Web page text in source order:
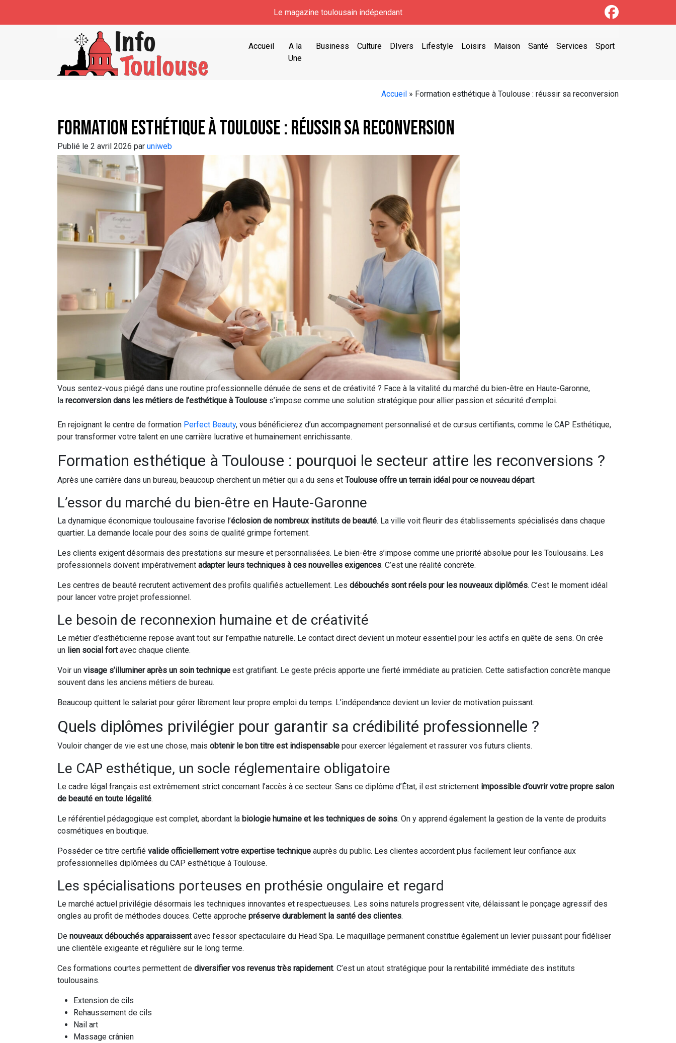
Le magazine toulousain indépendant
Accueil
A la
Une
Business Culture DIvers Lifestyle Loisirs Maison Santé Services Sport
Accueil » Formation esthétique à Toulouse : réussir sa reconversion
Formation esthétique à Toulouse : réussir sa reconversion
Publié le 2 avril 2026 par uniweb
Vous sentez-vous piégé dans une routine professionnelle dénuée de sens et de créativité ? Face à la vitalité du marché du bien-être en Haute-Garonne,
la reconversion dans les métiers de l’esthétique à Toulouse s’impose comme une solution stratégique pour allier passion et sécurité d’emploi.
En rejoignant le centre de formation Perfect Beauty, vous bénéficierez d’un accompagnement personnalisé et de cursus certifiants, comme le CAP Esthétique,
pour transformer votre talent en une carrière lucrative et humainement enrichissante.
Formation esthétique à Toulouse : pourquoi le secteur attire les reconversions ?
Après une carrière dans un bureau, beaucoup cherchent un métier qui a du sens et Toulouse offre un terrain idéal pour ce nouveau départ.
L’essor du marché du bien-être en Haute-Garonne
La dynamique économique toulousaine favorise l’éclosion de nombreux instituts de beauté. La ville voit fleurir des établissements spécialisés dans chaque
quartier. La demande locale pour des soins de qualité grimpe fortement.
Les clients exigent désormais des prestations sur mesure et personnalisées. Le bien-être s’impose comme une priorité absolue pour les Toulousains. Les
professionnels doivent impérativement adapter leurs techniques à ces nouvelles exigences. C’est une réalité concrète.
Les centres de beauté recrutent activement des profils qualifiés actuellement. Les débouchés sont réels pour les nouveaux diplômés. C’est le moment idéal
pour lancer votre projet professionnel.
Le besoin de reconnexion humaine et de créativité
Le métier d’esthéticienne repose avant tout sur l’empathie naturelle. Le contact direct devient un moteur essentiel pour les actifs en quête de sens. On crée
un lien social fortavec chaque cliente.
Voir un visage s’illuminer après un soin technique est gratifiant. Le geste précis apporte une fierté immédiate au praticien. Cette satisfaction concrète manque
souvent dans les anciens métiers de bureau.
Beaucoup quittent le salariat pour gérer librement leur propre emploi du temps. L’indépendance devient un levier de motivation puissant.
Quels diplômes privilégier pour garantir sa crédibilité professionnelle ?
Vouloir changer de vie est une chose, mais obtenir le bon titre est indispensable pour exercer légalement et rassurer vos futurs clients.
Le CAP esthétique, un socle réglementaire obligatoire
Le cadre légal français est extrêmement strict concernant l’accès à ce secteur. Sans ce diplôme d’État, il est strictement impossible d’ouvrir votre propre salon
de beauté en toute légalité.
Le référentiel pédagogique est complet, abordant la biologie humaine et les techniques de soins. On y apprend également la gestion de la vente de produits
cosmétiques en boutique.
Posséder ce titre certifié valide officiellement votre expertise technique auprès du public. Les clientes accordent plus facilement leur confiance aux
professionnelles diplômées du CAP esthétique à Toulouse.
Les spécialisations porteuses en prothésie ongulaire et regard
Le marché actuel privilégie désormais les techniques innovantes et respectueuses. Les soins naturels progressent vite, délaissant le ponçage agressif des
ongles au profit de méthodes douces. Cette approche préserve durablement la santé des clientes.
De nouveaux débouchés apparaissentavec l’essor spectaculaire du Head Spa. Le maquillage permanent constitue également un levier puissant pour fidéliser
une clientèle exigeante et régulière sur le long terme.
Ces formations courtes permettent de diversifier vos revenus très rapidement. C’est un atout stratégique pour la rentabilité immédiate des instituts
toulousains.
Extension de cils
Rehaussement de cils
Nail art
Massage crânien